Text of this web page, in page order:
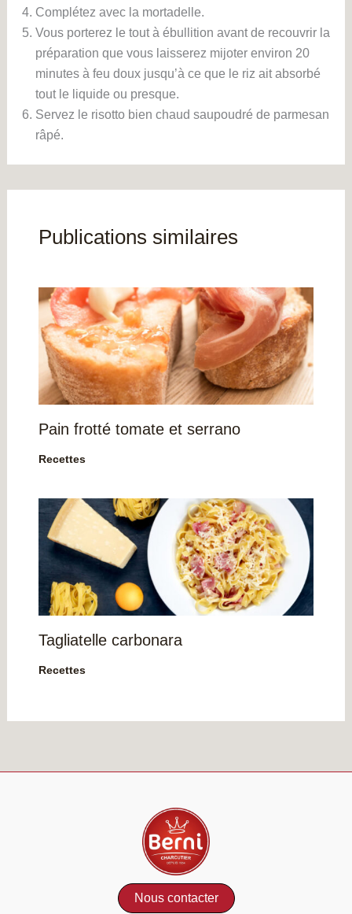
Complétez avec la mortadelle.
Vous porterez le tout à ébullition avant de recouvrir la
préparation que vous laisserez mijoter environ 20
minutes à feu doux jusqu’à ce que le riz ait absorbé
tout le liquide ou presque.
Servez le risotto bien chaud saupoudré de parmesan
râpé.
Publications similaires
Pain frotté tomate et serrano
Recettes
Tagliatelle carbonara
Recettes
Nous contacter